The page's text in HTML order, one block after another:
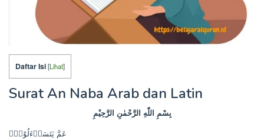
Daftar Isi[Lihat]
Surat An Naba Arab dan Latin
بِسْمِ اللّٰهِ الرَّحْمٰنِ الرَّحِيْمِ
عَمَّ يَتَسَاۤءَلُوْنَۚ